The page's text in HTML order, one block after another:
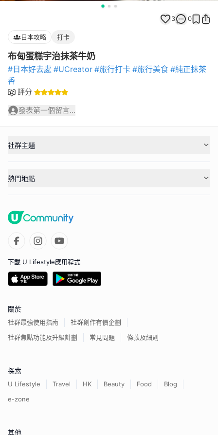
3 0
日本攻略 打卡
布甸蛋糕宇治抹茶牛奶
#日本好去處 #UCreator #旅行打卡 #旅行美食 #純正抹茶
香
評分
發表第一個留言...
社群主題
熱門地點
下載 U Lifestyle應用程式
關於
社群最強使用指南
社群創作有價企劃
社群焦點功能及升級計劃
常見問題 條款及細則
探索
U Lifestyle Travel HK Beauty Food
Blog
e-zone
其他